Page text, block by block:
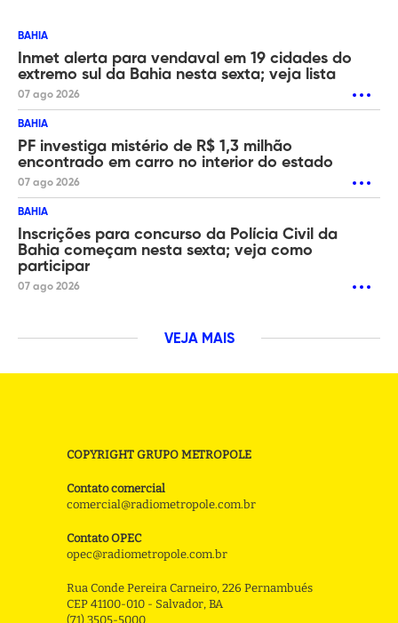
BAHIA
Inmet alerta para vendaval em 19 cidades do
extremo sul da Bahia nesta sexta; veja lista
07 ago 2026
BAHIA
PF investiga mistério de R$ 1,3 milhão
encontrado em carro no interior do estado
07 ago 2026
BAHIA
Inscrições para concurso da Polícia Civil da
Bahia começam nesta sexta; veja como
participar
07 ago 2026
VEJA MAIS
COPYRIGHT GRUPO METROPOLE
Contato comercial
comercial@radiometropole.com.br
Contato OPEC
opec@radiometropole.com.br
Rua Conde Pereira Carneiro, 226 Pernambués
CEP 41100-010 - Salvador, BA
(71) 3505-5000